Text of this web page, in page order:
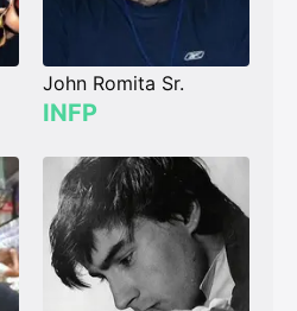
John Romita Sr.
INFP